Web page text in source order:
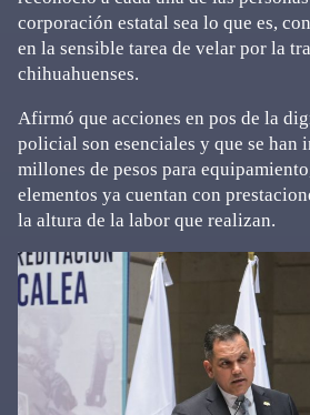
corporación estatal sea lo que es,
en la sensible tarea de velar por la
chihuahuenses.
Afirmó que acciones en pos de la
policial son esenciales y que se han
millones de pesos para
elementos ya cuentan con
la altura de la labor que realizan.